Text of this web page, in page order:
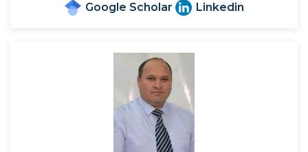
Google Scholar Linkedin